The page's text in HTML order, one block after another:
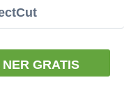
GRATIS